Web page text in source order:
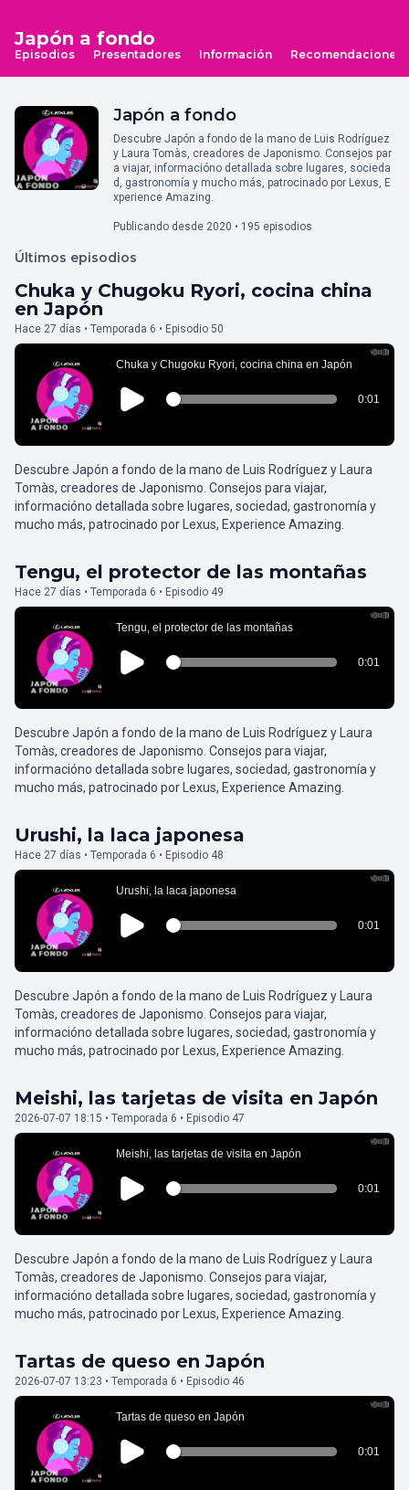
Japón a fondo
Episodios Presentadores Información Recomendaciones
Japón a fondo
Descubre Japón a fondo de la mano de Luis Rodríguez
y Laura Tomàs, creadores de Japonismo. Consejos par
a viajar, informacióno detallada sobre lugares, socieda
d, gastronomía y mucho más, patrocinado por Lexus, E
xperience Amazing.
Publicando desde 2020 • 195 episodios
Últimos episodios
Chuka y Chugoku Ryori, cocina china
en Japón
Hace 27 días • Temporada 6 • Episodio 50
Descubre Japón a fondo de la mano de Luis Rodríguez y Laura
Tomàs, creadores de Japonismo. Consejos para viajar,
informacióno detallada sobre lugares, sociedad, gastronomía y
mucho más, patrocinado por Lexus, Experience Amazing.
Tengu, el protector de las montañas
Hace 27 días • Temporada 6 • Episodio 49
Descubre Japón a fondo de la mano de Luis Rodríguez y Laura
Tomàs, creadores de Japonismo. Consejos para viajar,
informacióno detallada sobre lugares, sociedad, gastronomía y
mucho más, patrocinado por Lexus, Experience Amazing.
Urushi, la laca japonesa
Hace 27 días • Temporada 6 • Episodio 48
Descubre Japón a fondo de la mano de Luis Rodríguez y Laura
Tomàs, creadores de Japonismo. Consejos para viajar,
informacióno detallada sobre lugares, sociedad, gastronomía y
mucho más, patrocinado por Lexus, Experience Amazing.
Meishi, las tarjetas de visita en Japón
2026-07-07 18:15 • Temporada 6 • Episodio 47
Descubre Japón a fondo de la mano de Luis Rodríguez y Laura
Tomàs, creadores de Japonismo. Consejos para viajar,
informacióno detallada sobre lugares, sociedad, gastronomía y
mucho más, patrocinado por Lexus, Experience Amazing.
Tartas de queso en Japón
2026-07-07 13:23 • Temporada 6 • Episodio 46